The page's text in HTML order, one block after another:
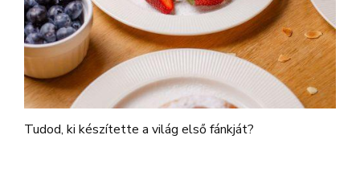
Tudod, ki készítette a világ első fánkját?